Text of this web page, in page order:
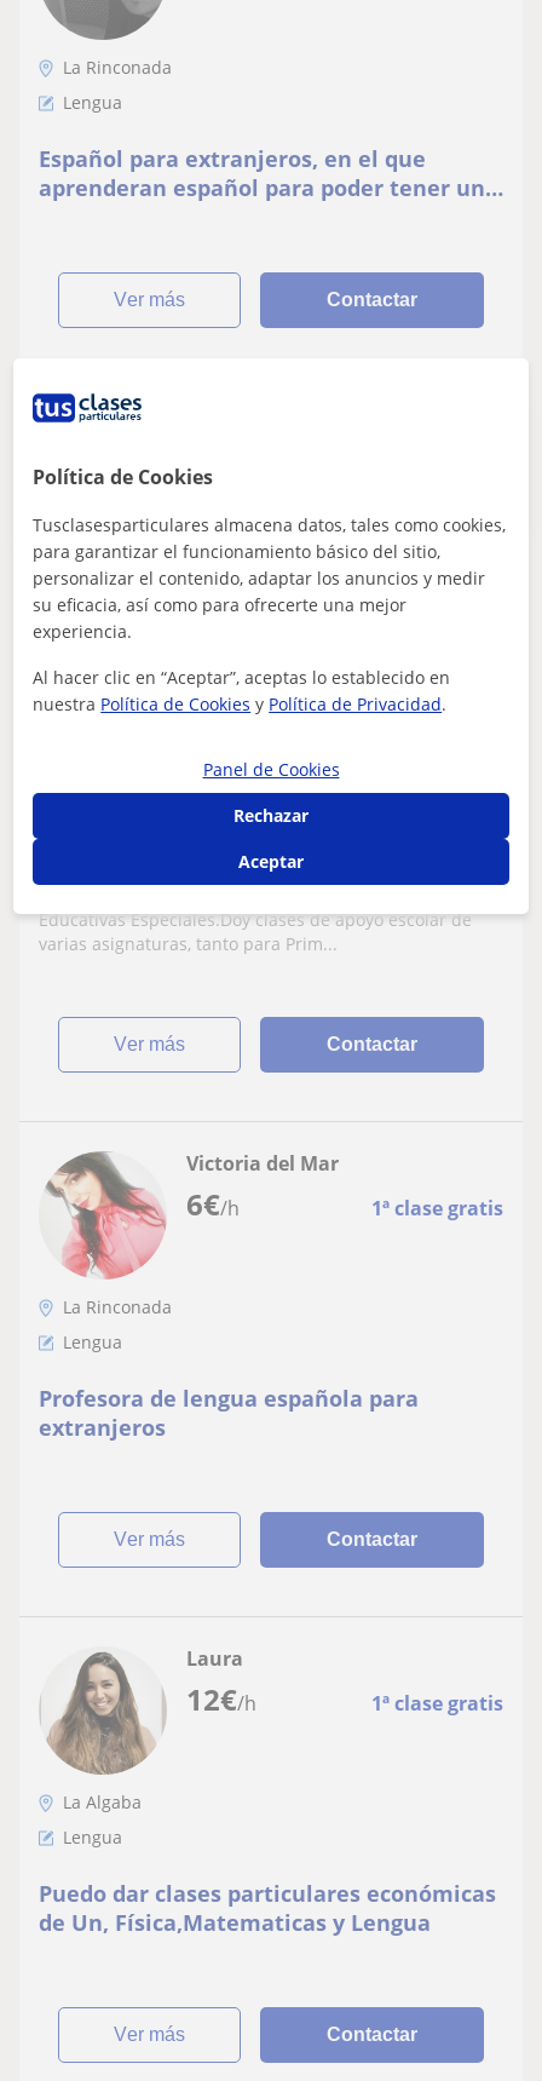
La Rinconada
Lengua
Español para extranjeros, en el que
aprenderan español para poder tener una
ver más Contactar
Publica un anuncio
Sara
Doy clases de apoyo Escolar. Todas las
asignaturas de Primaria. Para ESO:
Matemáticas, Inglés, Lengua Castellana e
Historia
Educativas Especiales.Doy clases de apoyo escolar de
varias asignaturas, tanto para Prim...
ver más Contactar
6€/h 1ª clase gratis
Victoria del Mar
La Rinconada
Lengua
Profesora de lengua española para
extranjeros
ver más Contactar
12€/h 1ª clase gratis
Laura
La Algaba
Lengua
Puedo dar clases particulares económicas
de Un, Física,Matematicas y Lengua
ver más Contactar
Política de Cookies
Tusclasesparticulares almacena datos, tales como cookies,
para garantizar el funcionamiento básico del sitio,
personalizar el contenido, adaptar los anuncios y medir
su eficacia, así como para ofrecerte una mejor
experiencia.
Al hacer clic en “Aceptar”, aceptas lo establecido en
nuestra Política de Cookies y Política de Privacidad.
Panel de Cookies
Rechazar
Aceptar